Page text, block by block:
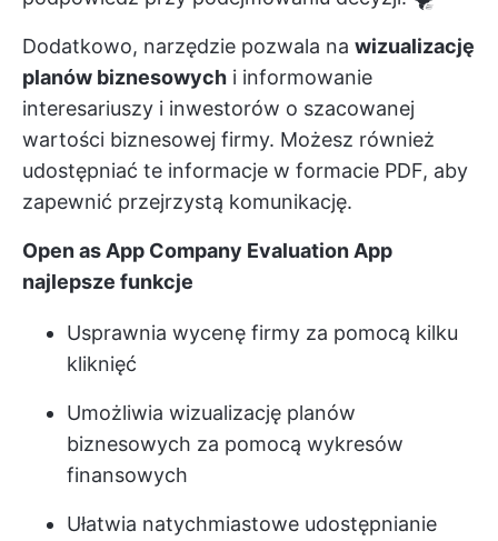
Dodatkowo, narzędzie pozwala na wizualizację
planów biznesowych i informowanie
interesariuszy i inwestorów o szacowanej
wartości biznesowej firmy. Możesz również
udostępniać te informacje w formacie PDF, aby
zapewnić przejrzystą komunikację.
Open as App Company Evaluation App
najlepsze funkcje
Usprawnia wycenę firmy za pomocą kilku
kliknięć
Umożliwia wizualizację planów
biznesowych za pomocą wykresów
finansowych
Ułatwia natychmiastowe udostępnianie